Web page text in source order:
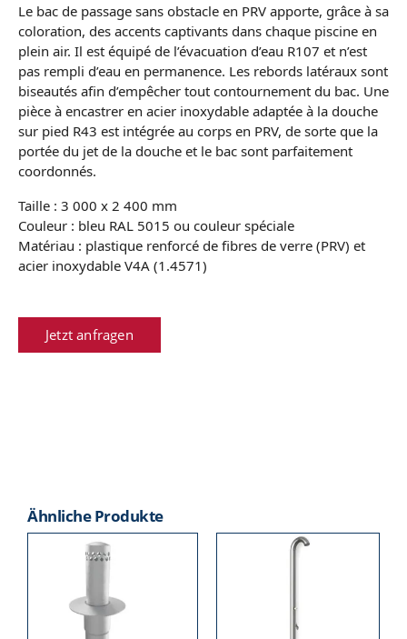
Le bac de passage sans obstacle en PRV apporte, grâce à sa
coloration, des accents captivants dans chaque piscine en
plein air. Il est équipé de l’évacuation d’eau R107 et n’est
pas rempli d’eau en permanence. Les rebords latéraux sont
biseautés afin d’empêcher tout contournement du bac. Une
pièce à encastrer en acier inoxydable adaptée à la douche
sur pied R43 est intégrée au corps en PRV, de sorte que la
portée du jet de la douche et le bac sont parfaitement
coordonnés.
Taille : 3 000 x 2 400 mm
Couleur : bleu RAL 5015 ou couleur spéciale
Matériau : plastique renforcé de fibres de verre (PRV) et
acier inoxydable V4A (1.4571)
Jetzt anfragen
Ähnliche Produkte